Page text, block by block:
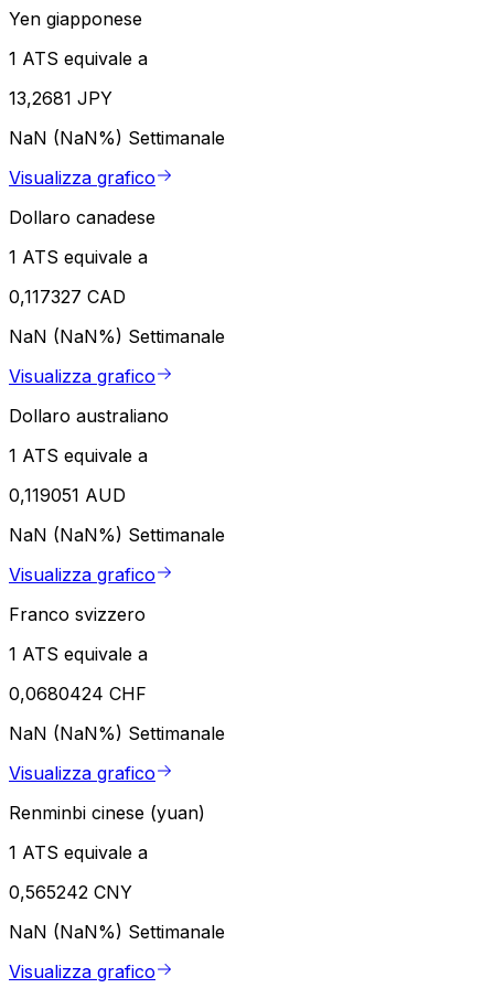
Yen giapponese
1 ATS equivale a
13,2681 JPY
NaN (NaN%) Settimanale
Visualizza grafico
Dollaro canadese
1 ATS equivale a
0,117327 CAD
NaN (NaN%) Settimanale
Visualizza grafico
Dollaro australiano
1 ATS equivale a
0,119051 AUD
NaN (NaN%) Settimanale
Visualizza grafico
Franco svizzero
1 ATS equivale a
0,0680424 CHF
NaN (NaN%) Settimanale
Visualizza grafico
Renminbi cinese (yuan)
1 ATS equivale a
0,565242 CNY
NaN (NaN%) Settimanale
Visualizza grafico